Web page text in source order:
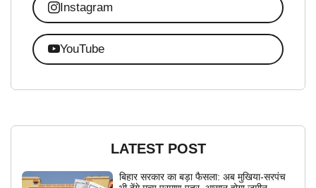
Instagram
YouTube
LATEST POST
बिहार सरकार का बड़ा फैसला: अब मुखिया-सरपंच